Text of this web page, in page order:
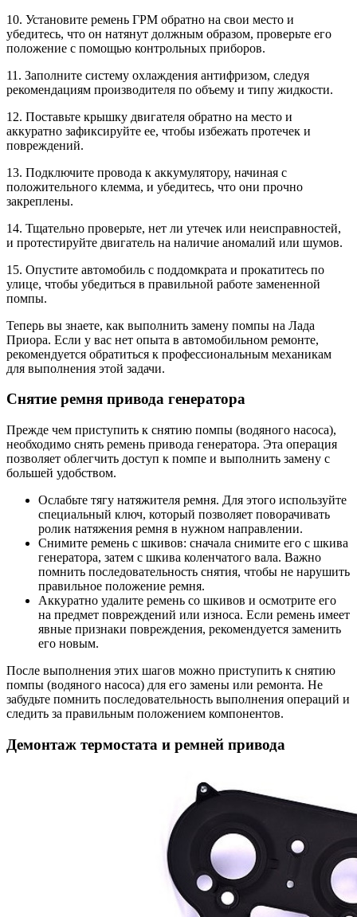
10. Установите ремень ГРМ обратно на свои место и
убедитесь, что он натянут должным образом, проверьте его
положение с помощью контрольных приборов.
11. Заполните систему охлаждения антифризом, следуя
рекомендациям производителя по объему и типу жидкости.
12. Поставьте крышку двигателя обратно на место и
аккуратно зафиксируйте ее, чтобы избежать протечек и
повреждений.
13. Подключите провода к аккумулятору, начиная с
положительного клемма, и убедитесь, что они прочно
закреплены.
14. Тщательно проверьте, нет ли утечек или неисправностей,
и протестируйте двигатель на наличие аномалий или шумов.
15. Опустите автомобиль с поддомкрата и прокатитесь по
улице, чтобы убедиться в правильной работе замененной
помпы.
Теперь вы знаете, как выполнить замену помпы на Лада
Приора. Если у вас нет опыта в автомобильном ремонте,
рекомендуется обратиться к профессиональным механикам
для выполнения этой задачи.
Снятие ремня привода генератора
Прежде чем приступить к снятию помпы (водяного насоса),
необходимо снять ремень привода генератора. Эта операция
позволяет облегчить доступ к помпе и выполнить замену с
большей удобством.
Ослабьте тягу натяжителя ремня. Для этого используйте
специальный ключ, который позволяет поворачивать
ролик натяжения ремня в нужном направлении.
Снимите ремень с шкивов: сначала снимите его с шкива
генератора, затем с шкива коленчатого вала. Важно
помнить последовательность снятия, чтобы не нарушить
правильное положение ремня.
Аккуратно удалите ремень со шкивов и осмотрите его
на предмет повреждений или износа. Если ремень имеет
явные признаки повреждения, рекомендуется заменить
его новым.
После выполнения этих шагов можно приступить к снятию
помпы (водяного насоса) для его замены или ремонта. Не
забудьте помнить последовательность выполнения операций и
следить за правильным положением компонентов.
Демонтаж термостата и ремней привода